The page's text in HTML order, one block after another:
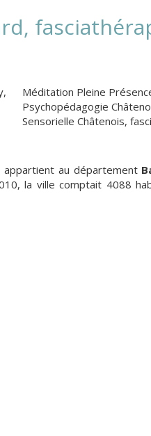
,
Méditation Pleine
Psychopédagogie
Sensorielle Châtenois,
au département
la ville comptait 4088